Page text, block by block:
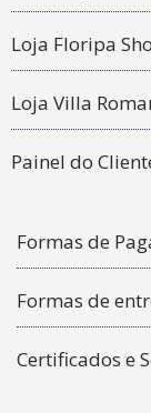
Loja Floripa
Loja Villa
Painel do
Formas de
Formas de
Certificados e